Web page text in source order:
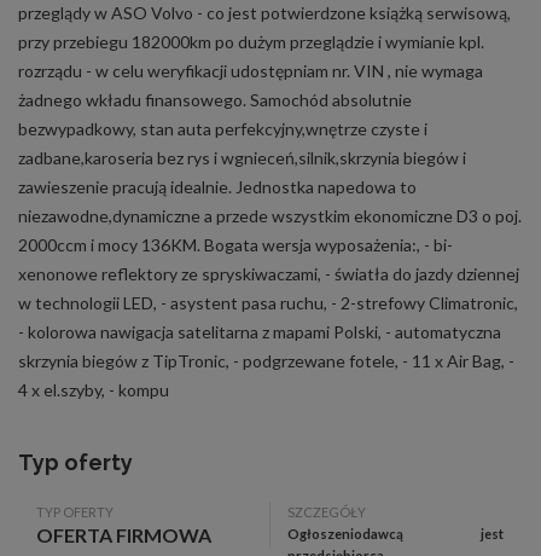
przeglądy w ASO Volvo - co jest potwierdzone książką serwisową,
przy przebiegu 182000km po dużym przeglądzie i wymianie kpl.
rozrządu - w celu weryfikacji udostępniam nr. VIN , nie wymaga
żadnego wkładu finansowego. Samochód absolutnie
bezwypadkowy, stan auta perfekcyjny,wnętrze czyste i
zadbane,karoseria bez rys i wgnieceń,silnik,skrzynia biegów i
zawieszenie pracują idealnie. Jednostka napedowa to
niezawodne,dynamiczne a przede wszystkim ekonomiczne D3 o poj.
2000ccm i mocy 136KM. Bogata wersja wyposażenia:, - bi-
xenonowe reflektory ze spryskiwaczami, - światła do jazdy dziennej
w technologii LED, - asystent pasa ruchu, - 2-strefowy Climatronic,
- kolorowa nawigacja satelitarna z mapami Polski, - automatyczna
skrzynia biegów z TipTronic, - podgrzewane fotele, - 11 x Air Bag, -
4 x el.szyby, - kompu
Typ oferty
TYP OFERTY
OFERTA FIRMOWA
SZCZEGÓŁY
Ogłoszeniodawcą jest